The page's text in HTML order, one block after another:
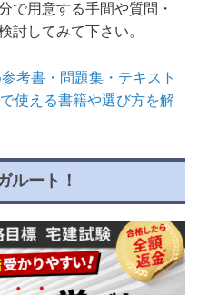
で用意する手間や質問・
討してみて下さい。
考書・問題集・テキスト
使える書籍や選び方を解
ルート！